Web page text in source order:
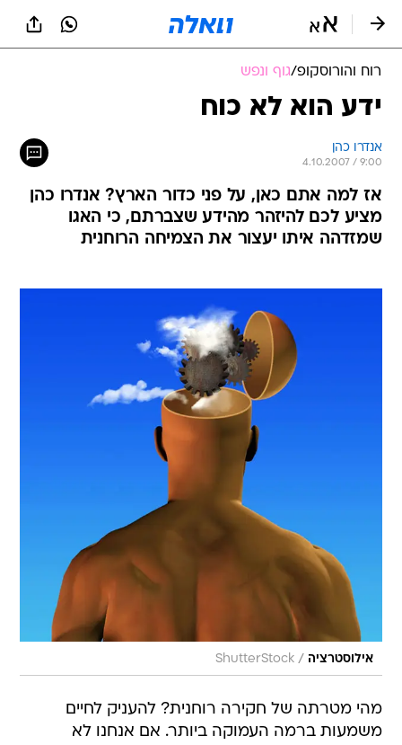
רוח והורוסקופ/גוף ונפש
ידע הוא לא כוח
אנדרו כהן
4.10.2007 / 9:00
אז למה אתם כאן, על פני כדור הארץ? אנדרו כהן
מציע לכם להיזהר מהידע שצברתם, כי האגו
שמזדהה איתו יעצור את הצמיחה הרוחנית
אילוסטרציה /
ShutterStock
מהי מטרתה של חקירה רוחנית? להעניק לחיים
משמעות ברמה העמוקה ביותר. אם אנחנו לא